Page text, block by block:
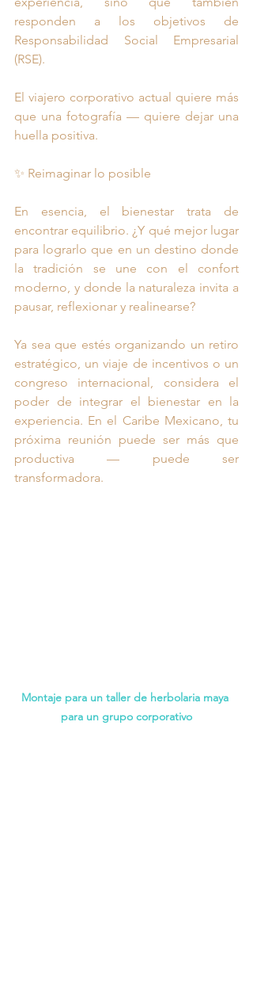
responden a los objetivos de
Responsabilidad Social Empresarial
(RSE).
El viajero corporativo actual quiere más
que una fotografía — quiere dejar una
huella positiva.
✨ Reimaginar lo posible
En esencia, el bienestar trata de
encontrar equilibrio. ¿Y qué mejor lugar
para lograrlo que en un destino donde
la tradición se une con el confort
moderno, y donde la naturaleza invita a
pausar, reflexionar y realinearse?
Ya sea que estés organizando un retiro
estratégico, un viaje de incentivos o un
congreso internacional, considera el
poder de integrar el bienestar en la
experiencia. En el Caribe Mexicano, tu
próxima reunión puede ser más que
productiva — puede ser
transformadora.
Montaje para un taller de herbolaria maya
para un grupo corporativo